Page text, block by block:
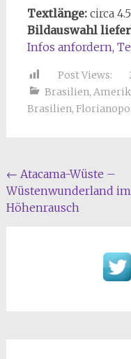
Textlänge: circa
Bildauswahl
Infos anfordern,
Post Views:
Brasilien,
Brasilien,
← Atacama-Wüste –
Wüstenwunderland im
Höhenrausch